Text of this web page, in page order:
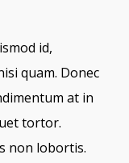
id,
quam. Donec
at in
tortor.
non lobortis.